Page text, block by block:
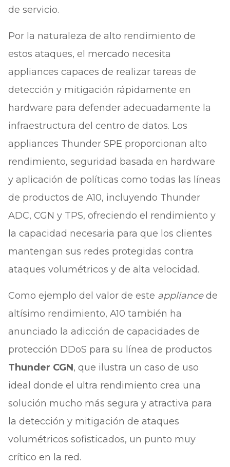
de servicio.
Por la naturaleza de alto rendimiento de
estos ataques, el mercado necesita
appliances capaces de realizar tareas de
detección y mitigación rápidamente en
hardware para defender adecuadamente la
infraestructura del centro de datos. Los
appliances Thunder SPE proporcionan alto
rendimiento, seguridad basada en hardware
y aplicación de políticas como todas las líneas
de productos de A10, incluyendo Thunder
ADC, CGN y TPS, ofreciendo el rendimiento y
la capacidad necesaria para que los clientes
mantengan sus redes protegidas contra
ataques volumétricos y de alta velocidad.
Como ejemplo del valor de este appliancede
altísimo rendimiento, A10 también ha
anunciado la adicción de capacidades de
protección DDoS para su línea de productos
Thunder CGN, que ilustra un caso de uso
ideal donde el ultra rendimiento crea una
solución mucho más segura y atractiva para
la detección y mitigación de ataques
volumétricos sofisticados, un punto muy
crítico en la red.